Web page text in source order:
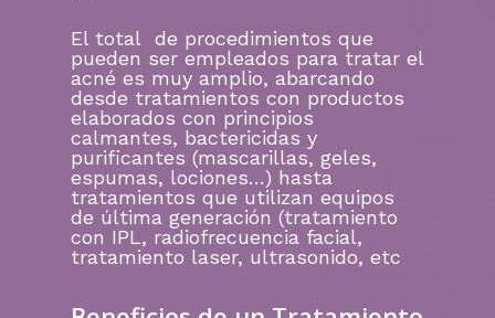
El total de procedimientos que
pueden ser empleados para tratar el
acné es muy amplio, abarcando
desde tratamientos con productos
elaborados con principios
calmantes, bactericidas y
purificantes (mascarillas, geles,
espumas, lociones…) hasta
tratamientos que utilizan equipos
de última generación (tratamiento
con IPL, radiofrecuencia facial,
tratamiento laser, ultrasonido, etc